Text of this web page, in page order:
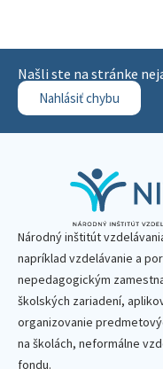
Našli ste na stránke
Nahlásiť chybu
Národný inštitút
napríklad vzdelávanie a
nepedagogickým
školských zariadení,
organizovanie
na školách, neformálne
fondu.